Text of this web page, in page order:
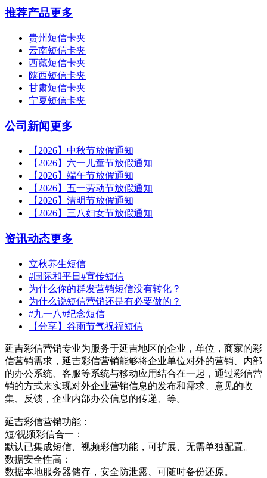
推荐产品更多
贵州短信卡夹
云南短信卡夹
西藏短信卡夹
陕西短信卡夹
甘肃短信卡夹
宁夏短信卡夹
公司新闻更多
【2026】中秋节放假通知
【2026】六一儿童节放假通知
【2026】端午节放假通知
【2026】五一劳动节放假通知
【2026】清明节放假通知
【2026】三八妇女节放假通知
资讯动态更多
立秋养生短信
#国际和平日#宣传短信
为什么你的群发营销短信没有转化？
为什么说短信营销还是有必要做的？
#九一八#纪念短信
【分享】谷雨节气祝福短信
延吉彩信营销专业为服务于延吉地区的企业，单位，商家的彩
信营销需求，延吉彩信营销能够将企业单位对外的营销、内部
的办公系统、客服等系统与移动应用结合在一起，通过彩信营
销的方式来实现对外企业营销信息的发布和需求、意见的收
集、反馈，企业内部办公信息的传递、等。
延吉彩信营销功能：
短/视频彩信合一：
默认已集成短信、视频彩信功能，可扩展、无需单独配置。
数据安全性高：
数据本地服务器储存，安全防泄露、可随时备份还原。